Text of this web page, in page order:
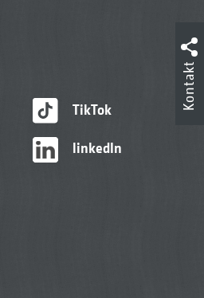
TikTok
linkedIn
Kontakt